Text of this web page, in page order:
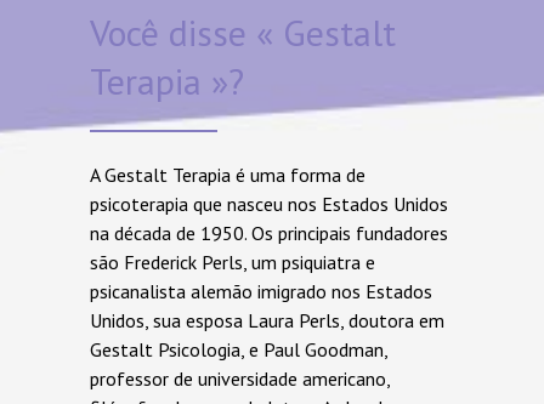
Você disse « Gestalt
Terapia »?
A Gestalt Terapia é uma forma de
psicoterapia que nasceu nos Estados Unidos
na década de 1950. Os principais fundadores
são Frederick Perls, um psiquiatra e
psicanalista alemão imigrado nos Estados
Unidos, sua esposa Laura Perls, doutora em
Gestalt Psicologia, e Paul Goodman,
professor de universidade americano,